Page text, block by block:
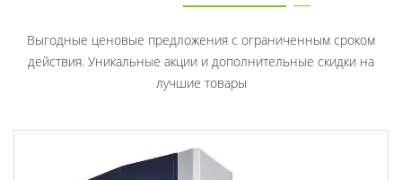
Выгодные ценовые предложения с ограниченным сроком
действия. Уникальные акции и дополнительные скидки на
лучшие товары